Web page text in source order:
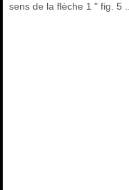
sens de la flèche 1 " fig. 5 ...